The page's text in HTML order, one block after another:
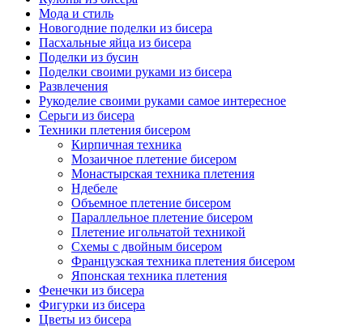
Мода и стиль
Новогодние поделки из бисера
Пасхальные яйца из бисера
Поделки из бусин
Поделки своими руками из бисера
Развлечения
Рукоделие своими руками самое интересное
Серьги из бисера
Техники плетения бисером
Кирпичная техника
Мозаичное плетение бисером
Монастырская техника плетения
Ндебеле
Объемное плетение бисером
Параллельное плетение бисером
Плетение игольчатой техникой
Схемы с двойным бисером
Французская техника плетения бисером
Японская техника плетения
Фенечки из бисера
Фигурки из бисера
Цветы из бисера